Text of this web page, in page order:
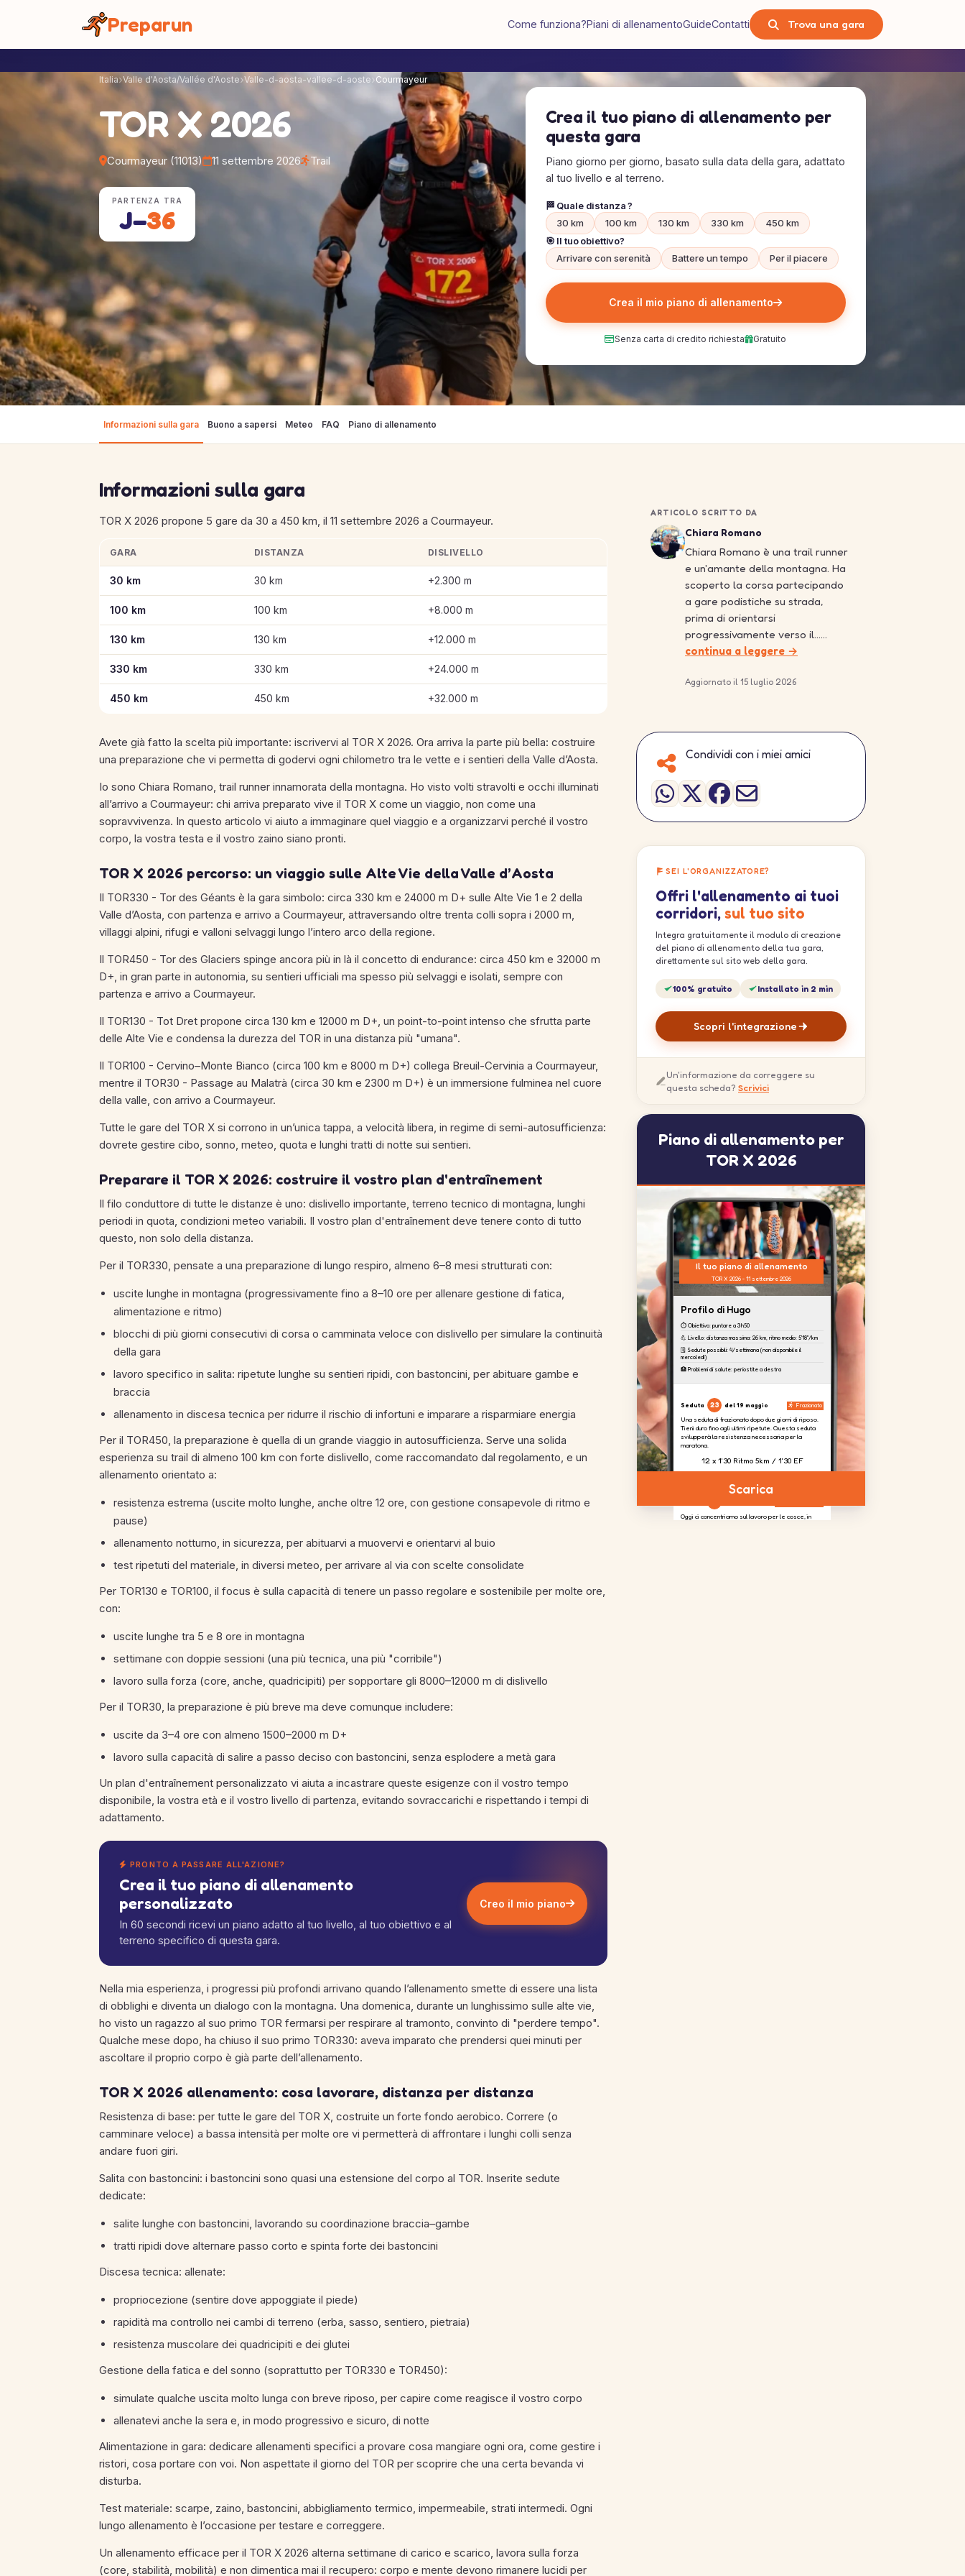
Preparun Come funziona?Piani di allenamentoGuideContatti Trova una gara
Italia Valle d'Aosta/Vallée d'Aoste Valle-d-aosta-vallee-d-aoste Courmayeur
TOR X 2026
Courmayeur (11013) 11 settembre 2026 Trail
PARTENZA TRA
J−36
Crea il tuo piano di allenamento per
questa gara
Piano giorno per giorno, basato sulla data della gara, adattato
al tuo livello e al terreno.
🏁 Quale distanza ?
30 km
100 km 130 km 330 km
450 km
🎯 Il tuo obiettivo?
Arrivare con serenità
Battere un tempo Per il piacere
Crea il mio piano di allenamento
Senza carta di credito richiesta Gratuito
Informazioni sulla gara Buono a sapersi Meteo FAQ Piano di allenamento
Informazioni sulla gara
TOR X 2026 propone 5 gare da 30 a 450 km, il 11 settembre 2026 a Courmayeur.
Informazioni chiave sulle gare di TOR X 2026
GARA DISTANZA DISLIVELLO
30 km 30 km +2.300 m
100 km 100 km +8.000 m
130 km 130 km +12.000 m
330 km 330 km +24.000 m
450 km 450 km +32.000 m
Avete già fatto la scelta più importante: iscrivervi al TOR X 2026. Ora arriva la parte più bella: costruire
una preparazione che vi permetta di godervi ogni chilometro tra le vette e i sentieri della Valle d’Aosta.
Io sono Chiara Romano, trail runner innamorata della montagna. Ho visto volti stravolti e occhi illuminati
all’arrivo a Courmayeur: chi arriva preparato vive il TOR X come un viaggio, non come una
sopravvivenza. In questo articolo vi aiuto a immaginare quel viaggio e a organizzarvi perché il vostro
corpo, la vostra testa e il vostro zaino siano pronti.
TOR X 2026 percorso: un viaggio sulle Alte Vie della Valle d’Aosta
Il TOR330 - Tor des Géants è la gara simbolo: circa 330 km e 24000 m D+ sulle Alte Vie 1 e 2 della
Valle d’Aosta, con partenza e arrivo a Courmayeur, attraversando oltre trenta colli sopra i 2000 m,
villaggi alpini, rifugi e valloni selvaggi lungo l’intero arco della regione.
Il TOR450 - Tor des Glaciers spinge ancora più in là il concetto di endurance: circa 450 km e 32000 m
D+, in gran parte in autonomia, su sentieri ufficiali ma spesso più selvaggi e isolati, sempre con
partenza e arrivo a Courmayeur.
Il TOR130 - Tot Dret propone circa 130 km e 12000 m D+, un point-to-point intenso che sfrutta parte
delle Alte Vie e condensa la durezza del TOR in una distanza più "umana".
Il TOR100 - Cervino–Monte Bianco (circa 100 km e 8000 m D+) collega Breuil-Cervinia a Courmayeur,
mentre il TOR30 - Passage au Malatrà (circa 30 km e 2300 m D+) è un immersione fulminea nel cuore
della valle, con arrivo a Courmayeur.
Tutte le gare del TOR X si corrono in un’unica tappa, a velocità libera, in regime di semi-autosufficienza:
dovrete gestire cibo, sonno, meteo, quota e lunghi tratti di notte sui sentieri.
Preparare il TOR X 2026: costruire il vostro plan d'entraînement
Il filo conduttore di tutte le distanze è uno: dislivello importante, terreno tecnico di montagna, lunghi
periodi in quota, condizioni meteo variabili. Il vostro plan d'entraînement deve tenere conto di tutto
questo, non solo della distanza.
Per il TOR330, pensate a una preparazione di lungo respiro, almeno 6–8 mesi strutturati con:
uscite lunghe in montagna (progressivamente fino a 8–10 ore per allenare gestione di fatica,
alimentazione e ritmo)
blocchi di più giorni consecutivi di corsa o camminata veloce con dislivello per simulare la continuità
della gara
lavoro specifico in salita: ripetute lunghe su sentieri ripidi, con bastoncini, per abituare gambe e
braccia
allenamento in discesa tecnica per ridurre il rischio di infortuni e imparare a risparmiare energia
Per il TOR450, la preparazione è quella di un grande viaggio in autosufficienza. Serve una solida
esperienza su trail di almeno 100 km con forte dislivello, come raccomandato dal regolamento, e un
allenamento orientato a:
resistenza estrema (uscite molto lunghe, anche oltre 12 ore, con gestione consapevole di ritmo e
pause)
allenamento notturno, in sicurezza, per abituarvi a muovervi e orientarvi al buio
test ripetuti del materiale, in diversi meteo, per arrivare al via con scelte consolidate
Per TOR130 e TOR100, il focus è sulla capacità di tenere un passo regolare e sostenibile per molte ore,
con:
uscite lunghe tra 5 e 8 ore in montagna
settimane con doppie sessioni (una più tecnica, una più "corribile")
lavoro sulla forza (core, anche, quadricipiti) per sopportare gli 8000–12000 m di dislivello
Per il TOR30, la preparazione è più breve ma deve comunque includere:
uscite da 3–4 ore con almeno 1500–2000 m D+
lavoro sulla capacità di salire a passo deciso con bastoncini, senza esplodere a metà gara
Un plan d'entraînement personalizzato vi aiuta a incastrare queste esigenze con il vostro tempo
disponibile, la vostra età e il vostro livello di partenza, evitando sovraccarichi e rispettando i tempi di
adattamento.
PRONTO A PASSARE ALL'AZIONE?
Crea il tuo piano di allenamento
personalizzato
In 60 secondi ricevi un piano adatto al tuo livello, al tuo obiettivo e al
terreno specifico di questa gara.
Creo il mio piano
Nella mia esperienza, i progressi più profondi arrivano quando l’allenamento smette di essere una lista
di obblighi e diventa un dialogo con la montagna. Una domenica, durante un lunghissimo sulle alte vie,
ho visto un ragazzo al suo primo TOR fermarsi per respirare al tramonto, convinto di "perdere tempo".
Qualche mese dopo, ha chiuso il suo primo TOR330: aveva imparato che prendersi quei minuti per
ascoltare il proprio corpo è già parte dell’allenamento.
TOR X 2026 allenamento: cosa lavorare, distanza per distanza
Resistenza di base: per tutte le gare del TOR X, costruite un forte fondo aerobico. Correre (o
camminare veloce) a bassa intensità per molte ore vi permetterà di affrontare i lunghi colli senza
andare fuori giri.
Salita con bastoncini: i bastoncini sono quasi una estensione del corpo al TOR. Inserite sedute
dedicate:
salite lunghe con bastoncini, lavorando su coordinazione braccia–gambe
tratti ripidi dove alternare passo corto e spinta forte dei bastoncini
Discesa tecnica: allenate:
propriocezione (sentire dove appoggiate il piede)
rapidità ma controllo nei cambi di terreno (erba, sasso, sentiero, pietraia)
resistenza muscolare dei quadricipiti e dei glutei
Gestione della fatica e del sonno (soprattutto per TOR330 e TOR450):
simulate qualche uscita molto lunga con breve riposo, per capire come reagisce il vostro corpo
allenatevi anche la sera e, in modo progressivo e sicuro, di notte
Alimentazione in gara: dedicare allenamenti specifici a provare cosa mangiare ogni ora, come gestire i
ristori, cosa portare con voi. Non aspettate il giorno del TOR per scoprire che una certa bevanda vi
disturba.
Test materiale: scarpe, zaino, bastoncini, abbigliamento termico, impermeabile, strati intermedi. Ogni
lungo allenamento è l’occasione per testare e correggere.
Un allenamento efficace per il TOR X 2026 alterna settimane di carico e scarico, lavora sulla forza
(core, stabilità, mobilità) e non dimentica mai il recupero: corpo e mente devono rimanere lucidi per
ARTICOLO SCRITTO DA
Chiara Romano
Chiara Romano è una trail runner
e un'amante della montagna. Ha
scoperto la corsa partecipando
a gare podistiche su strada,
prima di orientarsi
progressivamente verso il……
continua a leggere →
Aggiornato il 15 luglio 2026
Condividi con i miei amici
SEI L'ORGANIZZATORE?
Offri l'allenamento ai tuoi
corridori, sul tuo sito
Integra gratuitamente il modulo di creazione
del piano di allenamento della tua gara,
direttamente sul sito web della gara.
100% gratuito Installato in 2 min
Scopri l'integrazione
Un'informazione da correggere su
questa scheda? Scrivici
Piano di allenamento per
TOR X 2026
Il tuo piano di allenamento
TOR X 2026 - 11 settembre 2026
Profilo di Hugo
⏱️ Obiettivo: puntare a 3h50
💪 Livello: distanza massima: 26 km, ritmo medio: 5'18''/km
🗓️ Sedute possibili: 4/settimana (non disponibile il
mercoledì)
🏥 Problemi di salute: periostite a destra
Seduta 23 del 19 maggio Frazionato
Una seduta di frazionato dopo due giorni di riposo.
Tieni duro fino agli ultimi ripetute. Questa seduta
svilupperà la resistenza necessaria per la
maratona.
12 x 1'30 Ritmo 5km / 1'30 EF
Oggi ci concentriamo sul lavoro per le cosce, in
Scarica